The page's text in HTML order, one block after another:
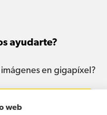
web
ayudarte?
en gigapíxel?